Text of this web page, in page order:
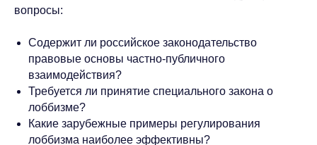
вопросы:
Содержит ли российское законодательство
правовые основы частно-публичного
взаимодействия?
Требуется ли принятие специального закона о
лоббизме?
Какие зарубежные примеры регулирования
лоббизма наиболее эффективны?